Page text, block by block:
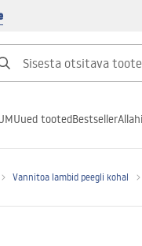
Uued tootedBestseller
Vannitoa lambid peegli kohal